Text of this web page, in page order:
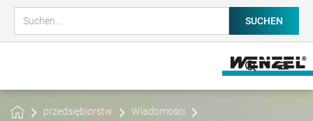
przedsiębiorstw
Wiadomości